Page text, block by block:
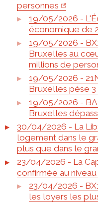
personnes
19/05/2026 -
économique de
19/05/2026 -
Bruxelles au
millions de
19/05/2026 -
Bruxelles pèse 3
19/05/2026 -
Bruxelles
30/04/2026 - La
logement dans le
plus que dans le
23/04/2026 - La
confirmée au
23/04/2026 -
les loyers les